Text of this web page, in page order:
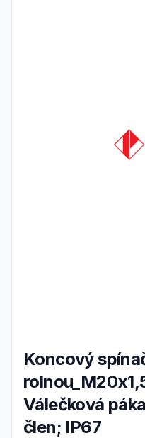
Koncový spínač s kladkou a
Válečková
člen; IP67